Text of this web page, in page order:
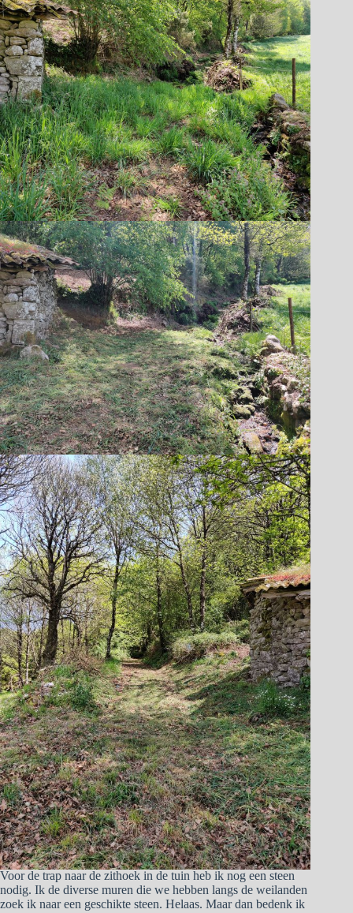
Voor de trap naar de zithoek in de tuin heb ik nog een steen
nodig. Ik de diverse muren die we hebben langs de weilanden
zoek ik naar een geschikte steen. Helaas. Maar dan bedenk ik